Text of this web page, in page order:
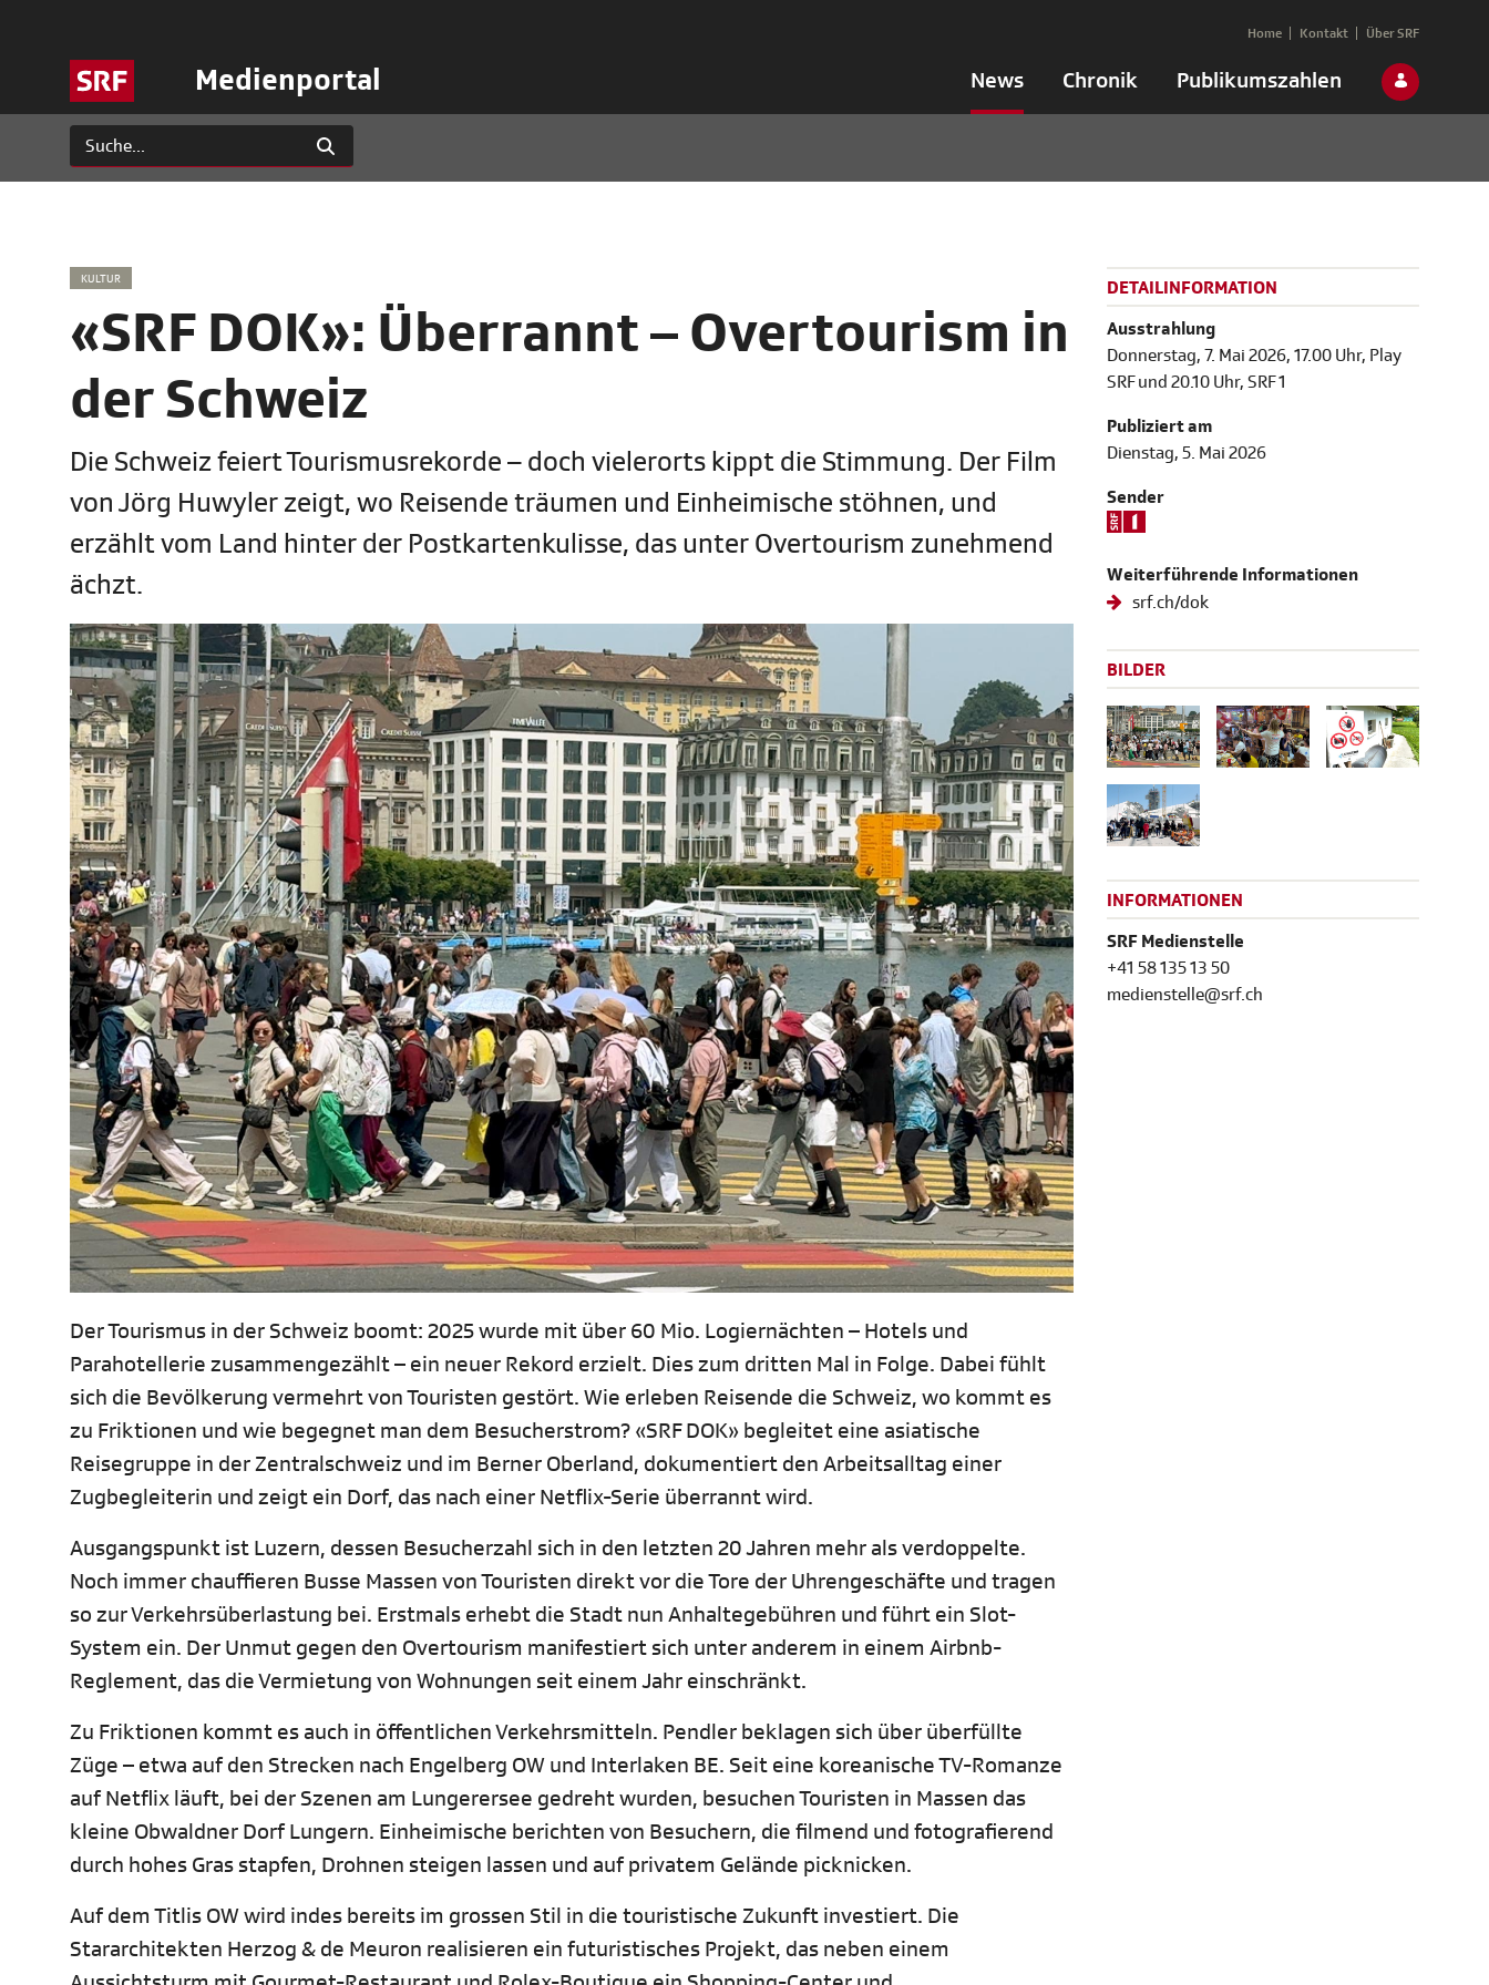
Medienportal News Chronik Publikumszahlen
Home Kontakt Über SRF
KULTUR
«SRF DOK»: Überrannt – Overtourism in
der Schweiz
Die Schweiz feiert Tourismusrekorde – doch vielerorts kippt die Stimmung. Der Film
von Jörg Huwyler zeigt, wo Reisende träumen und Einheimische stöhnen, und
erzählt vom Land hinter der Postkartenkulisse, das unter Overtourism zunehmend
ächzt.
Der Tourismus in der Schweiz boomt: 2025 wurde mit über 60 Mio. Logiernächten – Hotels und
Parahotellerie zusammengezählt – ein neuer Rekord erzielt. Dies zum dritten Mal in Folge. Dabei fühlt
sich die Bevölkerung vermehrt von Touristen gestört. Wie erleben Reisende die Schweiz, wo kommt es
zu Friktionen und wie begegnet man dem Besucherstrom? «SRF DOK» begleitet eine asiatische
Reisegruppe in der Zentralschweiz und im Berner Oberland, dokumentiert den Arbeitsalltag einer
Zugbegleiterin und zeigt ein Dorf, das nach einer Netflix-Serie überrannt wird.
Ausgangspunkt ist Luzern, dessen Besucherzahl sich in den letzten 20 Jahren mehr als verdoppelte.
Noch immer chauffieren Busse Massen von Touristen direkt vor die Tore der Uhrengeschäfte und tragen
so zur Verkehrsüberlastung bei. Erstmals erhebt die Stadt nun Anhaltegebühren und führt ein Slot-
System ein. Der Unmut gegen den Overtourism manifestiert sich unter anderem in einem Airbnb-
Reglement, das die Vermietung von Wohnungen seit einem Jahr einschränkt.
Zu Friktionen kommt es auch in öffentlichen Verkehrsmitteln. Pendler beklagen sich über überfüllte
Züge – etwa auf den Strecken nach Engelberg OW und Interlaken BE. Seit eine koreanische TV-Romanze
auf Netflix läuft, bei der Szenen am Lungerersee gedreht wurden, besuchen Touristen in Massen das
kleine Obwaldner Dorf Lungern. Einheimische berichten von Besuchern, die filmend und fotografierend
durch hohes Gras stapfen, Drohnen steigen lassen und auf privatem Gelände picknicken.
Auf dem Titlis OW wird indes bereits im grossen Stil in die touristische Zukunft investiert. Die
Stararchitekten Herzog & de Meuron realisieren ein futuristisches Projekt, das neben einem
DETAILINFORMATION
Ausstrahlung
Donnerstag, 7. Mai 2026, 17.00 Uhr, Play
SRF und 20.10 Uhr, SRF 1
Publiziert am
Dienstag, 5. Mai 2026
Sender
Weiterführende Informationen
srf.ch/dok
BILDER
INFORMATIONEN
SRF Medienstelle
+41 58 135 13 50
medienstelle@srf.ch